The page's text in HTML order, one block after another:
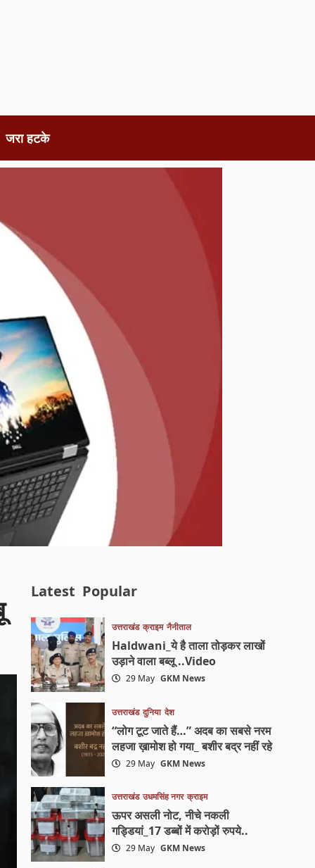
जरा हटके
Latest Popular
उत्तराखंड क्राइम नैनीताल
Haldwani_ये है ताला तोड़कर लाखों
उड़ाने वाला बब्लू ..Video
29 May GKM News
उत्तराखंड दुनिया देश
“लोग टूट जाते हैं…” अदब का सबसे नरम
लहजा ख़ामोश हो गया_ बशीर बद्र नहीं रहे
29 May GKM News
उत्तराखंड उधमसिंह नगर क्राइम
ऊपर असली नोट, नीचे नकली
गड्डियां_17 डब्बों में करोड़ों रुपये..
29 May GKM News